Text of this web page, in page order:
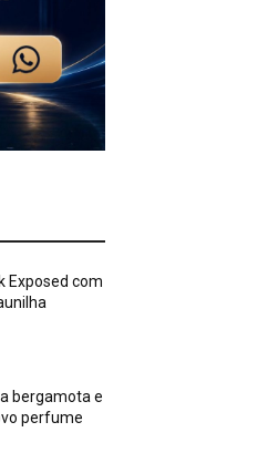
Exposed com
bergamota e
perfume